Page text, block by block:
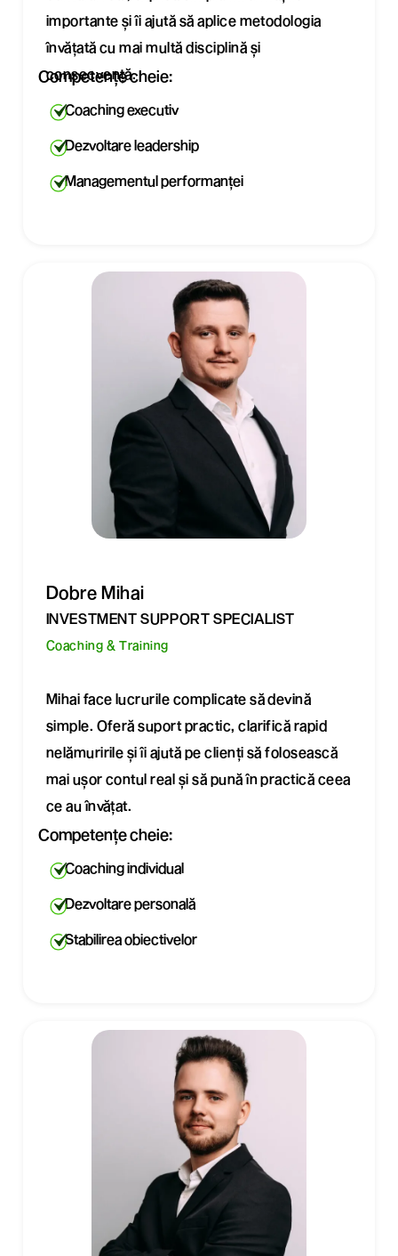
importante și îi ajută să aplice metodologia
învățată cu mai multă disciplină și
consecvență.
Competențe cheie:
Coaching executiv
Dezvoltare leadership
Managementul performanței
Dobre Mihai
INVESTMENT SUPPORT SPECIALIST
Coaching & Training
Mihai face lucrurile complicate să devină
simple. Oferă suport practic, clarifică rapid
nelămuririle și îi ajută pe clienți să folosească
mai ușor contul real și să pună în practică ceea
ce au învățat.
Competențe cheie:
Coaching individual
Dezvoltare personală
Stabilirea obiectivelor